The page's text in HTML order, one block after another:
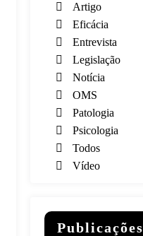
Artigo
Eficácia
Entrevista
Legislação
Notícia
OMS
Patologia
Psicologia
Todos
Vídeo
Publicações